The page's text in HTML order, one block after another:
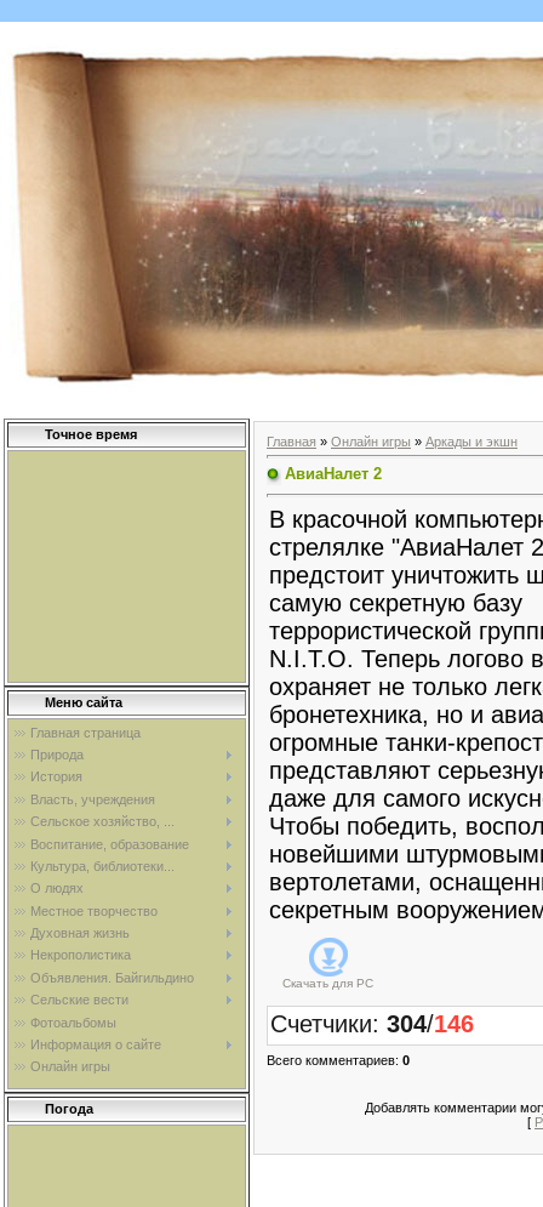
Точное время
Меню сайта
Главная страница
Природа
История
Власть, учреждения
Сельское хозяйство, ...
Воспитание, образование
Культура, библиотеки...
О людях
Местное творчество
Духовная жизнь
Некрополистика
Объявления. Байгильдино
Сельские вести
Фотоальбомы
Информация о сайте
Онлайн игры
Погода
Главная » Онлайн игры » Аркады и экшн
АвиаНалет 2
В красочной
стрелялке "АвиаНалет
предстоит уничтожить
самую секретную базу
террористической
N.I.T.O. Теперь логово
охраняет не только
бронетехника, но и
огромные танки-
представляют
даже для самого
Чтобы победить,
новейшими
вертолетами,
секретным
Скачать для PC
Счетчики: 304/146
Всего комментариев: 0
Добавлять комментарии
[